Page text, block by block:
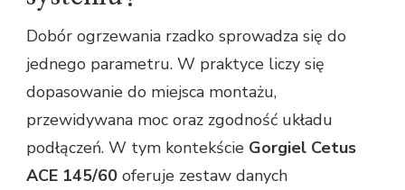
Dobór ogrzewania rzadko sprowadza się do
jednego parametru. W praktyce liczy się
dopasowanie do miejsca montażu,
przewidywana moc oraz zgodność układu
podłączeń. W tym kontekście Gorgiel Cetus
ACE 145/60 oferuje zestaw danych